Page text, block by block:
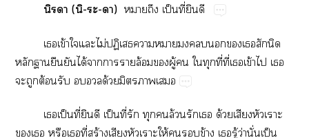
​(​--) ​​​ป็​ี่​​
​ข้​​​ไม่​ป​​​​​​​​​​
​​​​ได้​​​​ล้​​ู้​​​​ี่​ี่​​ข้​​​
​​ต้​​​​ด้​​​
​ป็​ี่​​​ป็​ี่​​​​ล้​​​ด้​​​
​​​​ี่​ร้​​​ให้​​​ข้​​ู้​ว่​ั่​ป็​